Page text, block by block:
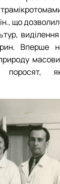
що
виділення
Вперше
поросят,